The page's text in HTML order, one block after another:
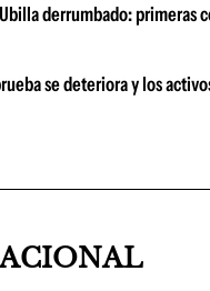
derrumbado: primeras
se deteriora y los